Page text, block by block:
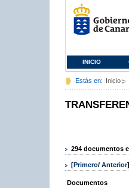
INICIO
Estás en: Inicio
294 documentos
[Primero/ Anterior]
Documentos